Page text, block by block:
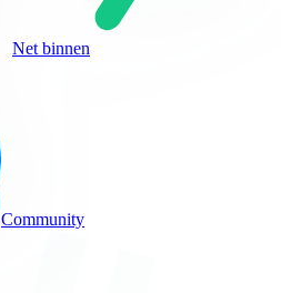
Net binnen
Community